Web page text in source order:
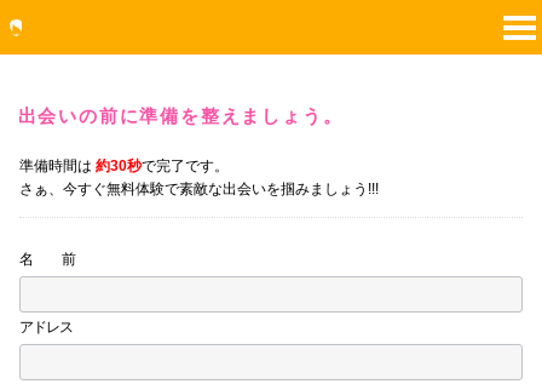
出会いの前に準備を整えましょう。
準備時間は 約30秒で完了です。
さぁ、今すぐ無料体験で素敵な出会いを掴みましょう!!!
名 前
アドレス